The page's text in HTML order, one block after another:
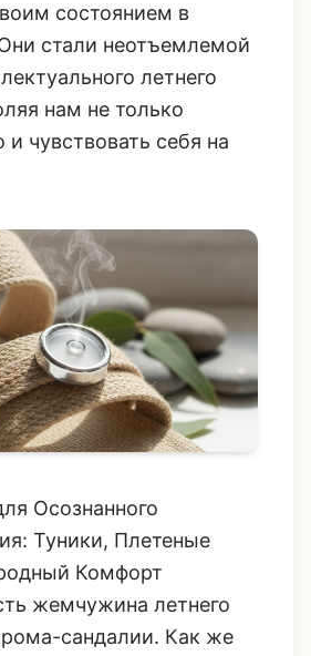
состоянием в
стали неотъемлемой
летнего
нам не только
и чувствовать себя на
Осознанного
Туники, Плетеные
Комфорт
жемчужина летнего
сандалии. Как же